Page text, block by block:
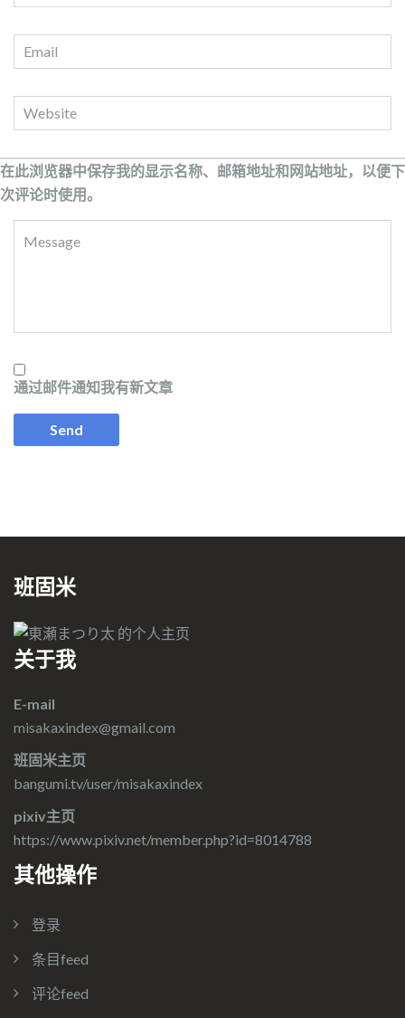
在此浏览器中保存我的显示名称、邮箱地址和网站地址，以便下
次评论时使用。
通过邮件通知我有新文章
班固米
关于我
E-mail
misakaxindex@gmail.com
班固米主页
bangumi.tv/user/misakaxindex
pixiv主页
https://www.pixiv.net/member.php?id=8014788
其他操作
登录
条目feed
评论feed